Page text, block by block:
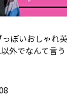
ぽいおしゃれ
外でなんて言